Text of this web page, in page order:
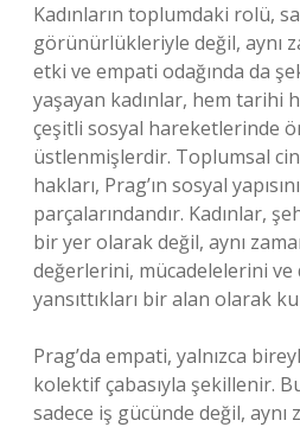
Kadınların toplumdaki rolü,
görünürlükleriyle değil, aynı
etki ve empati odağında da
yaşayan kadınlar, hem tarihi
çeşitli sosyal hareketlerinde
üstlenmişlerdir. Toplumsal
hakları, Prag’ın sosyal
parçalarındandır. Kadınlar,
bir yer olarak değil, aynı
değerlerini, mücadelelerini ve
yansıttıkları bir alan olarak
Prag’da empati, yalnızca
kolektif çabasıyla şekillenir.
sadece iş gücünde değil,